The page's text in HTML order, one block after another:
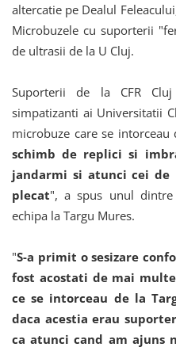
altercatie pe Dealul
Microbuzele cu suporterii
de ultrasii de la U Cluj.
Suporterii de la CFR
simpatizanti ai Universitatii
microbuze care se intorceau
schimb de replici si
jandarmi si atunci cei de
plecat", a spus unul
echipa la Targu Mures.
"S-a primit o sesizare
fost acostati de mai
ce se intorceau de la
daca acestia erau
ca atunci cand am ajuns